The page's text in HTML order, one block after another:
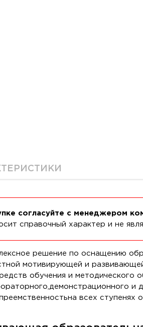
согласуйте с менеджером
справочный характер и не
решение по оснащению
мотивирующей и
обучения и методического
и
всех